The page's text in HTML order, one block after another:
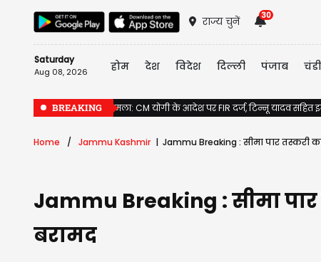
राज्य चुनें
30
Saturday
Aug 08, 2026 होम देश विदेश दिल्ली पंजाब
BREAKING
राम मंदिर दान गबन मामला: CM योगी के आदेश पर FIR दर्ज, टिन्नू यादव सहित
Home Jammu Kashmir Jammu Breaking : सीमा पार तस्करी
Jammu Breaking : सीमा पार
बरामद